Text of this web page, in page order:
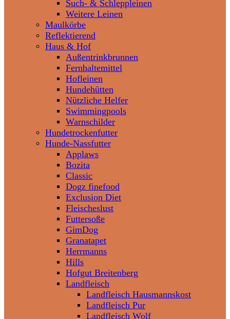
Such- & Schleppleinen
Weitere Leinen
Maulkörbe
Reflektierend
Haus & Hof
Außentrinkbrunnen
Fernhaltemittel
Hofleinen
Hundehütten
Nützliche Helfer
Swimmingpools
Warnschilder
Hundetrockenfutter
Hunde-Nassfutter
Applaws
Bozita
Classic
Dogz finefood
Exclusion Diet
Fleischeslust
Futtersoße
GimDog
Granatapet
Herrmanns
Hills
Hofgut Breitenberg
Landfleisch
Landfleisch Hausmannskost
Landfleisch Pur
Landfleisch Wolf